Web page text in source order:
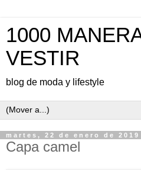
1000
VESTIR
blog de moda y lifestyle
martes, 22 de enero de 2019
Capa camel